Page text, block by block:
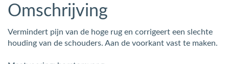
Omschrijving
Vermindert pijn van de hoge rug en corrigeert een slechte
houding van de schouders. Aan de voorkant vast te maken.